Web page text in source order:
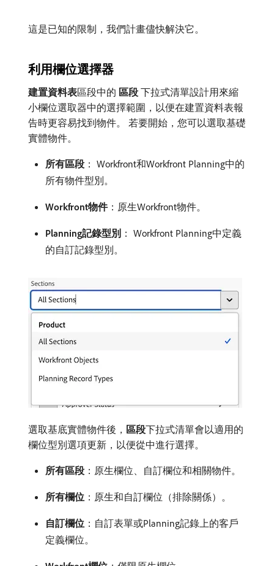
這是已知的限制，我們計畫儘快解決它。
利用欄位選擇器
建置資料表​區段中的​ 區段 ​下拉式清單設計用來縮
小欄位選取器中的選擇範圍，以便在建置資料表報
告時更容易找到物件。 若要開始，您可以選取基礎
實體物件。
所有區段 ： Workfront和Workfront Planning中的
所有物件型別。
Workfront物件：原生Workfront物件。
Planning記錄型別 ： Workfront Planning中定義
的自訂記錄型別。
選取基底實體物件後， 區段​下拉式清單會以適用的
欄位型別選項更新，以便從中進行選擇。
所有區段 ：原生欄位、自訂欄位和相關物件。
所有欄位 ：原生和自訂欄位（排除關係）。
自訂欄位 ：自訂表單或Planning記錄上的客戶
定義欄位。